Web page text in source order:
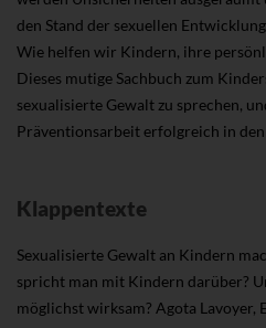
den Stand der sexuellen
Wie helfen wir Kindern, ihre
Dieses mutige Sachbuch zum
sexualisierte Gewalt zu sprechen,
Präventionsarbeit erfolgreich in
Klappentexte
Sexualisierte Gewalt an Kindern
spricht man mit Kindern darüber?
möglichst wirksam? Agota Lavoyer,